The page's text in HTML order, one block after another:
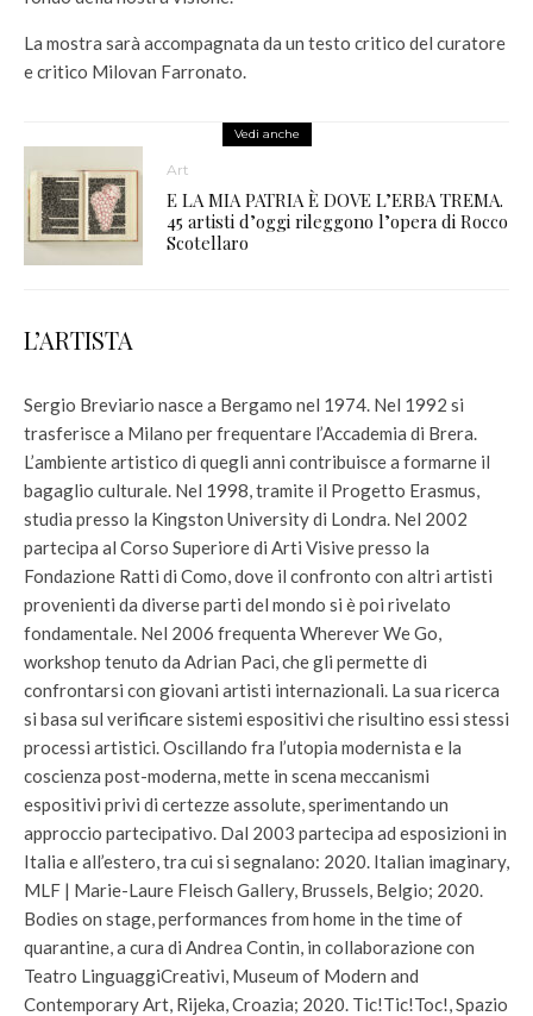
La mostra sarà accompagnata da un testo critico del curatore
e critico Milovan Farronato.
Vedi anche
Art
E LA MIA PATRIA È DOVE L’ERBA TREMA.
45 artisti d’oggi rileggono l’opera di Rocco
Scotellaro
L’ARTISTA
Sergio Breviario nasce a Bergamo nel 1974. Nel 1992 si
trasferisce a Milano per frequentare l’Accademia di Brera.
L’ambiente artistico di quegli anni contribuisce a formarne il
bagaglio culturale. Nel 1998, tramite il Progetto Erasmus,
studia presso la Kingston University di Londra. Nel 2002
partecipa al Corso Superiore di Arti Visive presso la
Fondazione Ratti di Como, dove il confronto con altri artisti
provenienti da diverse parti del mondo si è poi rivelato
fondamentale. Nel 2006 frequenta Wherever We Go,
workshop tenuto da Adrian Paci, che gli permette di
confrontarsi con giovani artisti internazionali. La sua ricerca
si basa sul verificare sistemi espositivi che risultino essi stessi
processi artistici. Oscillando fra l’utopia modernista e la
coscienza post-moderna, mette in scena meccanismi
espositivi privi di certezze assolute, sperimentando un
approccio partecipativo. Dal 2003 partecipa ad esposizioni in
Italia e all’estero, tra cui si segnalano: 2020. Italian imaginary,
MLF | Marie-Laure Fleisch Gallery, Brussels, Belgio; 2020.
Bodies on stage, performances from home in the time of
quarantine, a cura di Andrea Contin, in collaborazione con
Teatro LinguaggiCreativi, Museum of Modern and
Contemporary Art, Rijeka, Croazia; 2020. Tic!Tic!Toc!, Spazio